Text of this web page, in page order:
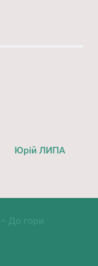
Юрій ЛИПА
До гори